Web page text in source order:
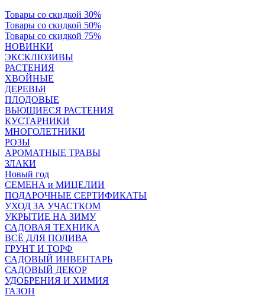
Товары со скидкой 30%
Товары со скидкой 50%
Товары со скидкой 75%
НОВИНКИ
ЭКСКЛЮЗИВЫ
РАСТЕНИЯ
ХВОЙНЫЕ
ДЕРЕВЬЯ
ПЛОДОВЫЕ
ВЬЮЩИЕСЯ РАСТЕНИЯ
КУСТАРНИКИ
МНОГОЛЕТНИКИ
РОЗЫ
АРОМАТНЫЕ ТРАВЫ
ЗЛАКИ
Новый год
СЕМЕНА и МИЦЕЛИИ
ПОДАРОЧНЫЕ СЕРТИФИКАТЫ
УХОД ЗА УЧАСТКОМ
УКРЫТИЕ НА ЗИМУ
САДОВАЯ ТЕХНИКА
ВСЁ ДЛЯ ПОЛИВА
ГРУНТ И ТОРФ
САДОВЫЙ ИНВЕНТАРЬ
САДОВЫЙ ДЕКОР
УДОБРЕНИЯ И ХИМИЯ
ГАЗОН